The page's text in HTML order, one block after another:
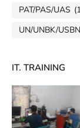
PAT/PAS/UAS
UN/UNBK/USBN
IT. TRAINING